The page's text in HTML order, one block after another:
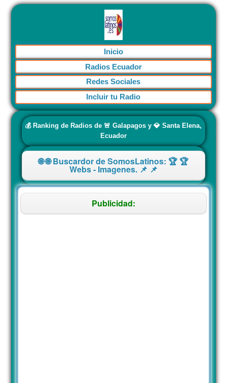
Inicio
Radios Ecuador
Redes Sociales
Incluir tu Radio
💰 Ranking de Radios de 🚨 Galapagos y 💎 Santa Elena,
Ecuador
🌐 🌐 Buscardor de SomosLatinos: 🏆 🏆
Webs - Imagenes. 📌 📌
Publicidad: